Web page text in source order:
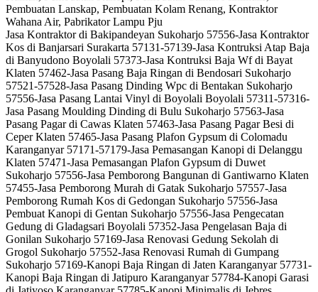
Pembuatan Lanskap, Pembuatan Kolam Renang, Kontraktor
Wahana Air, Pabrikator Lampu Pju
Jasa Kontraktor di Bakipandeyan Sukoharjo 57556-Jasa Kontraktor
Kos di Banjarsari Surakarta 57131-57139-Jasa Kontruksi Atap Baja
di Banyudono Boyolali 57373-Jasa Kontruksi Baja Wf di Bayat
Klaten 57462-Jasa Pasang Baja Ringan di Bendosari Sukoharjo
57521-57528-Jasa Pasang Dinding Wpc di Bentakan Sukoharjo
57556-Jasa Pasang Lantai Vinyl di Boyolali Boyolali 57311-57316-
Jasa Pasang Moulding Dinding di Bulu Sukoharjo 57563-Jasa
Pasang Pagar di Cawas Klaten 57463-Jasa Pasang Pagar Besi di
Ceper Klaten 57465-Jasa Pasang Plafon Gypsum di Colomadu
Karanganyar 57171-57179-Jasa Pemasangan Kanopi di Delanggu
Klaten 57471-Jasa Pemasangan Plafon Gypsum di Duwet
Sukoharjo 57556-Jasa Pemborong Bangunan di Gantiwarno Klaten
57455-Jasa Pemborong Murah di Gatak Sukoharjo 57557-Jasa
Pemborong Rumah Kos di Gedongan Sukoharjo 57556-Jasa
Pembuat Kanopi di Gentan Sukoharjo 57556-Jasa Pengecatan
Gedung di Gladagsari Boyolali 57352-Jasa Pengelasan Baja di
Gonilan Sukoharjo 57169-Jasa Renovasi Gedung Sekolah di
Grogol Sukoharjo 57552-Jasa Renovasi Rumah di Gumpang
Sukoharjo 57169-Kanopi Baja Ringan di Jaten Karanganyar 57731-
Kanopi Baja Ringan di Jatipuro Karanganyar 57784-Kanopi Garasi